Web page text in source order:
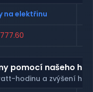
na elektřinu
pomocí našeho
hodinu a zvýšení